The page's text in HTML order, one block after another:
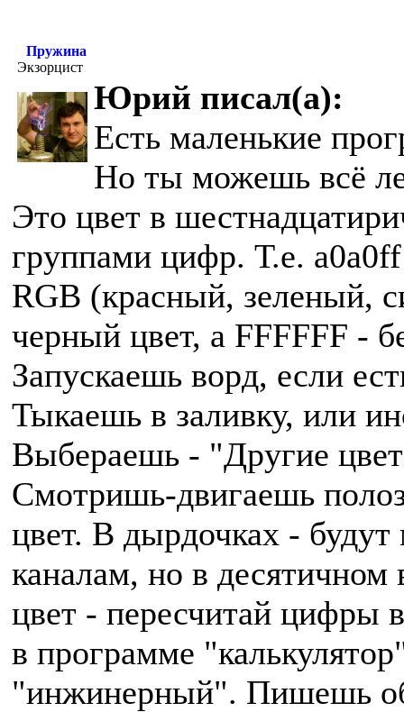
Пружина
Экзорцист
Юрий писал(а):
Есть маленькие
Но ты можешь всё
Это цвет в
группами цифр. Т.е.
RGB (красный, зеленый,
черный цвет, а FFFFFF -
Запускаешь ворд, если
Тыкаешь в заливку, или
Выбераешь - "Другие
Смотришь-двигаешь
цвет. В дырдочках -
каналам, но в
цвет - пересчитай цифры
в программе
"инжинерный". Пишешь